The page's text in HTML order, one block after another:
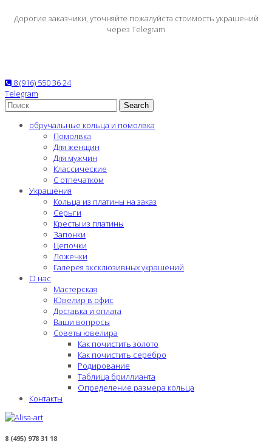
Дорогие заказчики, уточняйте пожалуйста стоимость украшений
через Telegram
8 (916) 550 36 24
Telegram
Search
обручальные кольца и помолвка
Помолвка
Для женщин
Для мужчин
Классические
С отпечатком
Украшения
Кольца из платины на заказ
Серьги
Кресты из платины
Запонки
Цепочки
Ложечки
Галерея эксклюзивных украшений
О нас
Мастерская
Ювелир в офис
Доставка и оплата
Ваши вопросы
Советы ювелира
Как почистить золото
Как почистить серебро
Родирование
Таблица бриллианта
Определение размера кольца
Контакты
8 (495) 978 31 18